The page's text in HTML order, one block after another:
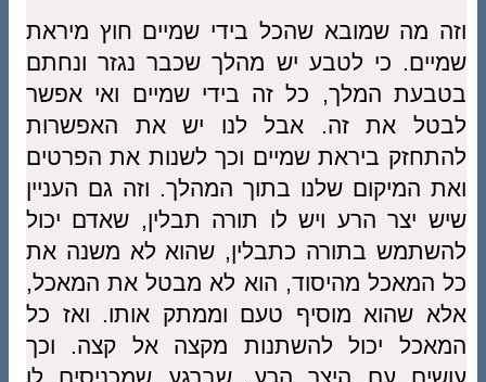
וזה מה שמובא שהכל בידי שמיים חוץ מיראת
שמיים. כי לטבע יש מהלך שכבר נגזר ונחתם
בטבעת המלך, כל זה בידי שמיים ואי אפשר
לבטל את זה. אבל לנו יש את האפשרות
להתחזק ביראת שמיים וכך לשנות את הפרטים
ואת המיקום שלנו בתוך המהלך. וזה גם העניין
שיש יצר הרע ויש לו תורה תבלין, שאדם יכול
להשתמש בתורה כתבלין, שהוא לא משנה את
כל המאכל מהיסוד, הוא לא מבטל את המאכל,
אלא שהוא מוסיף טעם וממתק אותו. ואז כל
המאכל יכול להשתנות מקצה אל קצה. וכך